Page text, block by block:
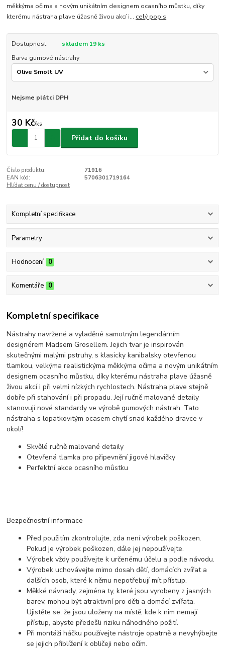
měkkýma očima a novým unikátním designem ocasního můstku, díky
kterému nástraha plave úžasně živou akcí i... celý popis
Dostupnost
skladem 19 ks
Barva gumové nástrahy
Nejsme plátci DPH
30 Kč/ks
Přidat do košíku
Číslo produktu:
71916
EAN kód:
5706301719164
Hlídat cenu / dostupnost
Kompletní specifikace
Parametry
Hodnocení 0
Komentáře 0
Kompletní specifikace
Nástrahy navržené a vyladěné samotným legendárním
designérem Madsem Grosellem. Jejich tvar je inspirován
skutečnými malými pstruhy, s klasicky kanibalsky otevřenou
tlamkou, velkýma realistickýma měkkýma očima a novým unikátním
designem ocasního můstku, díky kterému nástraha plave úžasně
živou akcí i při velmi nízkých rychlostech. Nástraha plave stejně
dobře při stahování i při propadu. Její ručně malované detaily
stanovují nové standardy ve výrobě gumových nástrah. Tato
nástraha s lopatkovitým ocasem chytí snad každého dravce v
okolí!
Skvělé ručně malované detaily
Otevřená tlamka pro připevnění jigové hlavičky
Perfektní akce ocasního můstku
Bezpečnostní informace
Před použitím zkontrolujte, zda není výrobek poškozen.
Pokud je výrobek poškozen, dále jej nepoužívejte.
Výrobek vždy používejte k určenému účelu a podle návodu.
Výrobek uchovávejte mimo dosah dětí, domácích zvířat a
dalších osob, které k němu nepotřebují mít přístup.
Měkké návnady, zejména ty, které jsou vyrobeny z jasných
barev, mohou být atraktivní pro děti a domácí zvířata.
Ujistěte se, že jsou uloženy na místě, kde k nim nemají
přístup, abyste předešli riziku náhodného požití.
Při montáži háčku používejte nástroje opatrně a nevyhýbejte
se jejich přiblížení k obličeji nebo očím.